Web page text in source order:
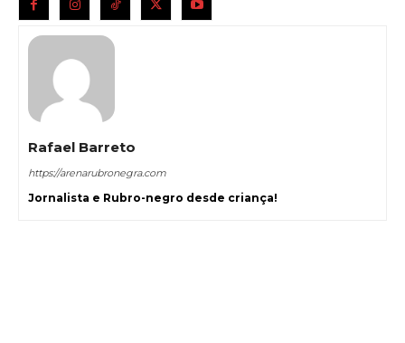
Rafael Barreto
https://arenarubronegra.com
Jornalista e Rubro-negro desde criança!